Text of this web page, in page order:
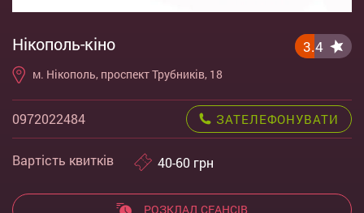
Нікополь-кіно
м. Нікополь, проспект Трубників, 18
3.4
0972022484 ЗАТЕЛЕФОНУВАТИ
Вартість квитків 40-60 грн
РОЗКЛАД СЕАНСІВ